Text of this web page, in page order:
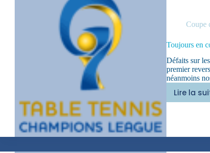
Coupe
Toujours en
Défaits sur
premier
néanmoins
Lire la